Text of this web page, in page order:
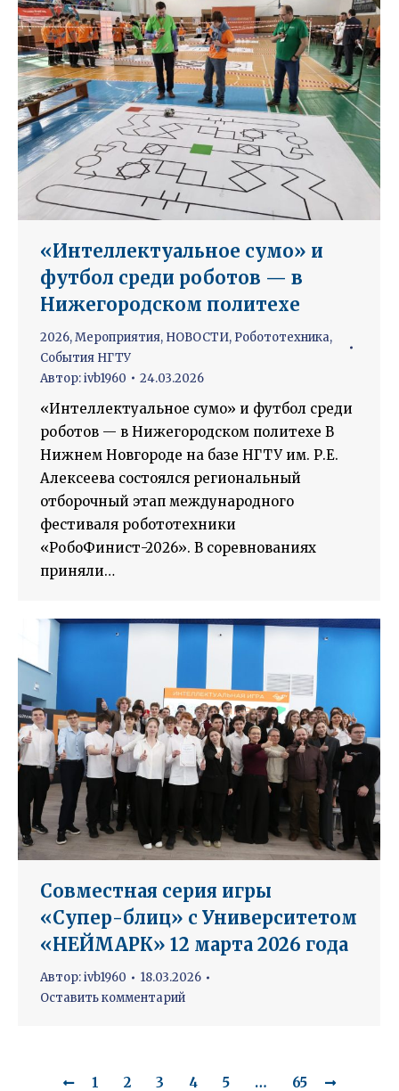
«Интеллектуальное сумо» и
футбол среди роботов — в
Нижегородском политехе
2026,Мероприятия, НОВОСТИ, Робототехника,
События НГТУ
Автор:ivb1960 24.03.2026
«Интеллектуальное сумо» и футбол среди
роботов — в Нижегородском политехе В
Нижнем Новгороде на базе НГТУ им. Р.Е.
Алексеева состоялся региональный
отборочный этап международного
фестиваля робототехники
«РобоФинист-2026». В соревнованиях
приняли…
Совместная серия игры
«Супер-блиц» с Университетом
«НЕЙМАРК» 12 марта 2026 года
Автор:ivb1960
18.03.2026
Оставить комментарий
1 2 3 4 5 … 65